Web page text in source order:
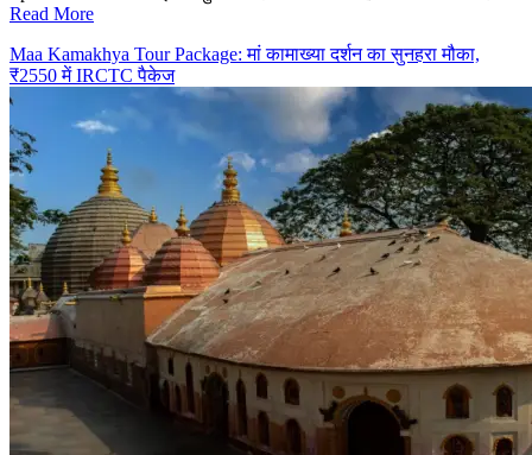
Read More
Maa Kamakhya Tour Package: मां कामाख्या दर्शन का सुनहरा मौका,
₹2550 में IRCTC पैकेज